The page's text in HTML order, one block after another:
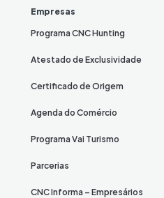
Empresas
Programa CNC Hunting
Atestado de Exclusividade
Certificado de Origem
Agenda do Comércio
Programa Vai Turismo
Parcerias
CNC Informa – Empresários